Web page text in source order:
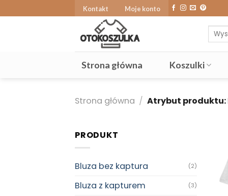
to
Kontakt Moje konto
Strona główna Koszulki
Strona główna / Atrybut produktu:
PRODUKT
Bluza bez kaptura (2)
Bluza z kapturem (3)